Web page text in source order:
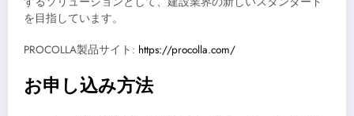
を目指しています。
PROCOLLA製品サイト: https://procolla.com/
お申し込み方法